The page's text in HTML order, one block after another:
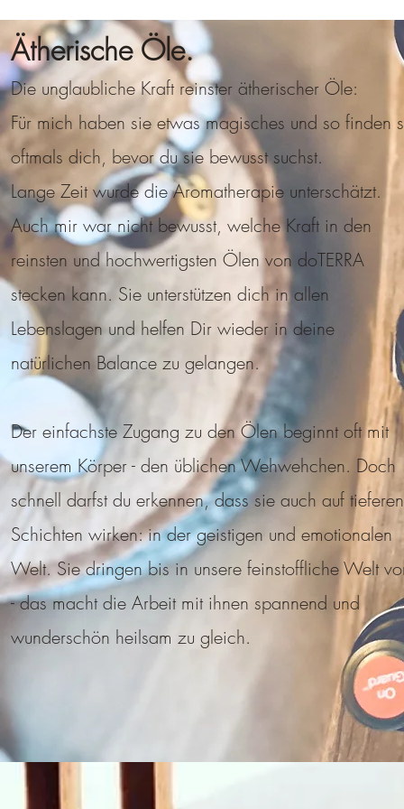
Ätherische Öle.
Die unglaubliche Kraft reinster ätherischer Öle:
Für mich haben sie etwas magisches und so finden
oftmals dich, bevor du sie bewusst suchst.
Lange Zeit wurde die Aromatherapie unterschätzt.
Auch mir war nicht bewusst, welche Kraft in den
reinsten und hochwertigsten Ölen von doTERRA
stecken kann. Sie unterstützen dich in allen
Lebenslagen und helfen Dir wieder in deine
natürlichen Balance zu gelangen.
Der einfachste Zugang zu den Ölen beginnt oft mit
unserem Körper - den üblichen Wehwehchen. Doch
schnell darfst du erkennen, dass sie auch auf tieferen
Schichten wirken: in der geistigen und emotionalen
Welt. Sie dringen bis in unsere feinstoffliche Welt
- das macht die Arbeit mit ihnen spannend und
wunderschön heilsam zu gleich.